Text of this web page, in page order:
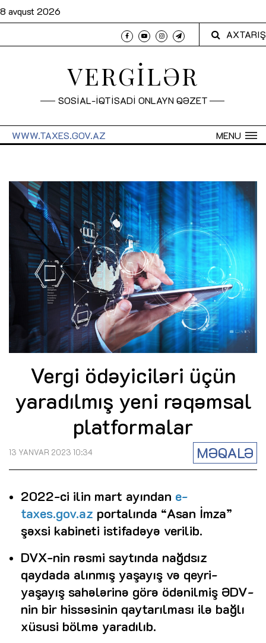
8 avqust 2026
AXTARIŞ
VERGİLƏR
SOSİAL-İQTİSADİ ONLAYN QƏZET
MENU
WWW.TAXES.GOV.AZ
Vergi ödəyiciləri üçün
yaradılmış yeni rəqəmsal
platformalar
MƏQALƏ
13 YANVAR 2023 10:34
2022-ci ilin mart ayından e-
taxes.gov.az portalında “Asan İmza”
şəxsi kabineti istifadəyə verilib.
DVX-nin rəsmi saytında nağdsız
qaydada alınmış yaşayış və qeyri-
yaşayış sahələrinə görə ödənilmiş ƏDV-
nin bir hissəsinin qaytarılması ilə bağlı
xüsusi bölmə yaradılıb.